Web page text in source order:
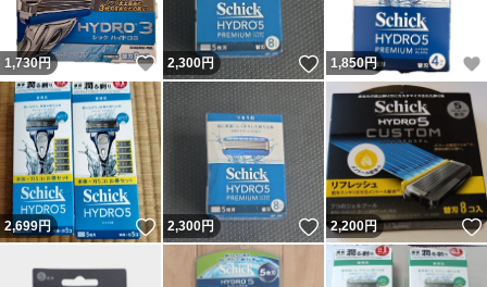
1,730円 いいね！
2,300円 いいね！
1,850円
2,699円 いいね！
2,300円 いいね！
2,200円